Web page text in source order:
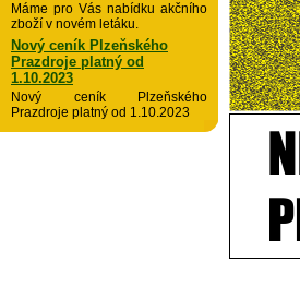
Máme pro Vás nabídku akčního
zboží v novém letáku.
Nový ceník Plzeňského
Prazdroje platný od
1.10.2023
Nový ceník Plzeňského
Prazdroje platný od 1.10.2023